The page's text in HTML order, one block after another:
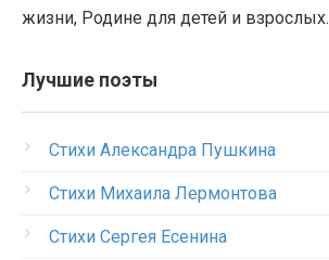
жизни, Родине для детей и взрослых.
Лучшие поэты
Стихи Александра Пушкина
Стихи Михаила Лермонтова
Стихи Сергея Есенина